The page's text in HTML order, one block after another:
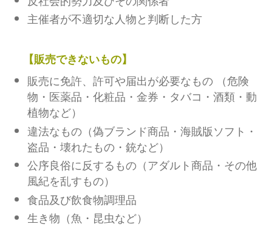
主催者が不適切な人物と判断した方
【販売できないもの】
販売に免許、許可や届出が必要なもの （危険
物・医薬品・化粧品・金券・タバコ・酒類・動
植物など）
違法なもの（偽ブランド商品・海賊版ソフト・
盗品・壊れたもの・銃など）
公序良俗に反するもの（アダルト商品・その他
風紀を乱すもの）
食品及び飲食物調理品
生き物（魚・昆虫など）